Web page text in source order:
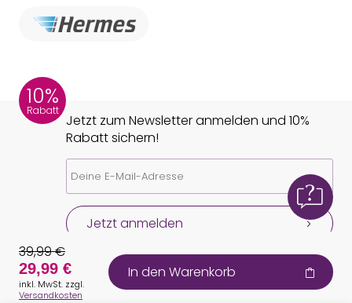
10%
Rabatt
Jetzt zum Newsletter anmelden und 10%
Rabatt sichern!
Jetzt anmelden
39,99 €
29,99 €
inkl. MwSt. zzgl.
Versandkosten
In den Warenkorb